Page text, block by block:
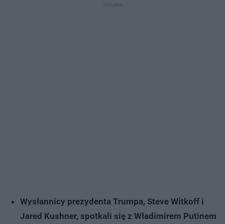
Wysłannicy prezydenta Trumpa, Steve Witkoff i
Jared Kushner, spotkali się z Władimirem Putinem